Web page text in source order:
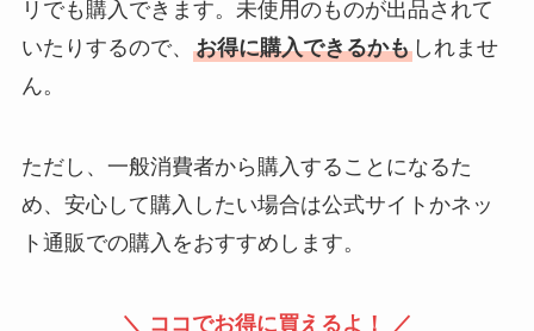
リでも購入できます。未使用のものが出品されて
いたりするので、 お得に購入できるかもしれませ
ん。
ただし、一般消費者から購入することになるた
め、安心して購入したい場合は公式サイトかネッ
ト通販での購入をおすすめします。
＼ ココでお得に買えるよ！ ／